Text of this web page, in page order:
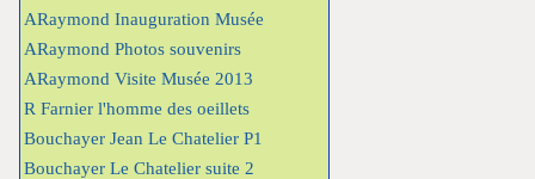
ARaymond Inauguration Musée
ARaymond Photos souvenirs
ARaymond Visite Musée 2013
R Farnier l'homme des oeillets
Bouchayer Jean Le Chatelier P1
Bouchayer Le Chatelier suite 2